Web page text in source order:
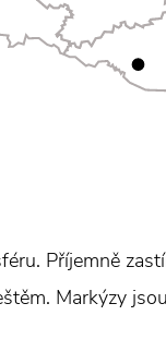
Příjemně
Markýzy